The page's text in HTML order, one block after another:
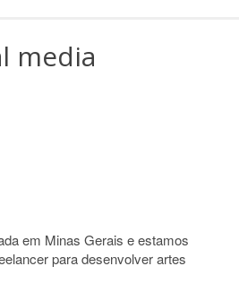
media
em Minas Gerais e estamos
para desenvolver artes